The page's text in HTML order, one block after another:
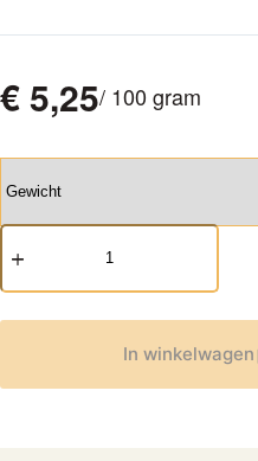
€5,25/ 100 gram
Rooibos
Caffè
Latte
In winkelwagen